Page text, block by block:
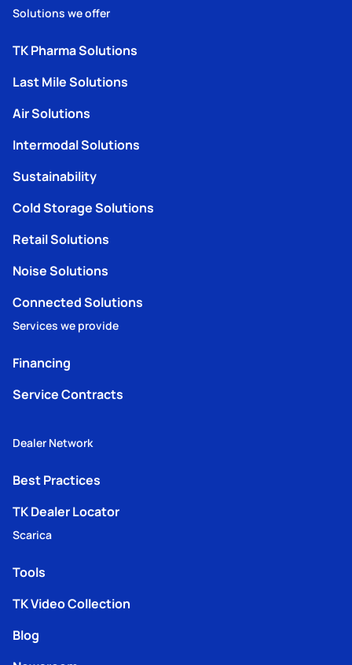
Solutions we offer
TK Pharma Solutions
Last Mile Solutions
Air Solutions
Intermodal Solutions
Sustainability
Cold Storage Solutions
Retail Solutions
Noise Solutions
Connected Solutions
Services we provide
Financing
Service Contracts
Dealer Network
Best Practices
TK Dealer Locator
Scarica
Tools
TK Video Collection
Blog